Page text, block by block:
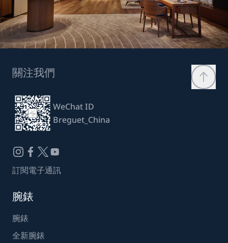
關注我們
WeChat ID
Breguet_China
訂閱電子通訊
腕錶
腕錶
全新腕錶